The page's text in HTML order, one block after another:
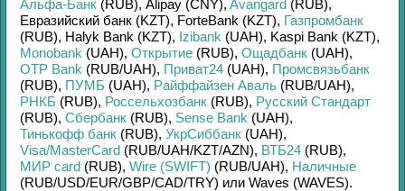
Альфа-Банк (RUB), Alipay (CNY), Avangard (RUB),
Евразийский банк (KZT), ForteBank (KZT), Газпромбанк
(RUB), Halyk Bank (KZT), Izibank (UAH), Kaspi Bank (KZT),
Monobank (UAH), Открытие (RUB), Ощадбанк (UAH),
OTP Bank (RUB/UAH), Приват24 (UAH), Промсвязьбанк
(RUB), ПУМБ (UAH), Райффайзен Аваль (RUB/UAH),
РНКБ (RUB), Россельхозбанк (RUB), Русский Стандарт
(RUB), Сбербанк (RUB), Sense Bank (UAH),
Тинькофф банк (RUB), УкрСиббанк (UAH),
Visa/MasterCard (RUB/UAH/KZT/AZN), ВТБ24 (RUB),
МИР card (RUB), Wire (SWIFT) (RUB/UAH), Наличные
(RUB/USD/EUR/GBP/CAD/TRY) или Waves (WAVES).